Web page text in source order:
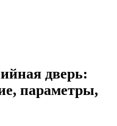
дверь:
параметры,